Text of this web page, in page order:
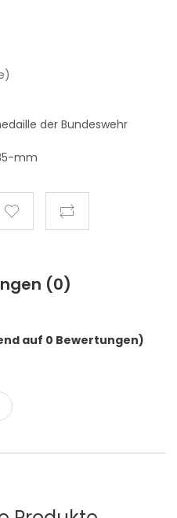
der Bundeswehr
mm
(0)
auf 0 Bewertungen)